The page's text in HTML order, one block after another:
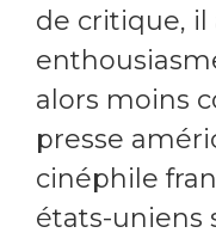
de critique, il
alors moins
presse
cinéphile
états-uniens